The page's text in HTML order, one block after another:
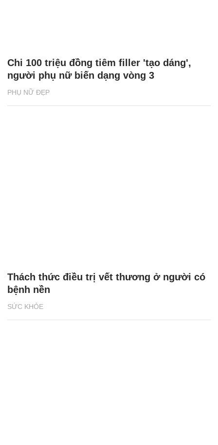
PHỤ NỮ ĐẸP
Chi 100 triệu đồng tiêm filler 'tạo dáng',
người phụ nữ biến dạng vòng 3
SỨC KHỎE
Thách thức điều trị vết thương ở người có
bệnh nền